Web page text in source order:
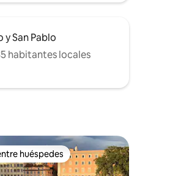
y San Pablo
habitantes locales
huéspedes
huéspedes